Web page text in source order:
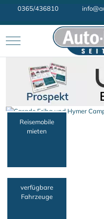
0365/436810
Mobile Menu Toggle
Reisemobile
mieten
verfügbare
Fahrzeuge